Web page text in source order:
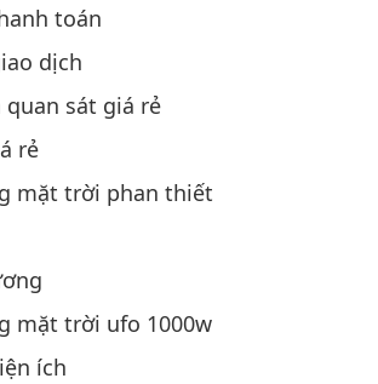
toán
dịch
sát giá rẻ
rẻ
mặt trời phan thiết
mặt trời ufo 1000w
ích